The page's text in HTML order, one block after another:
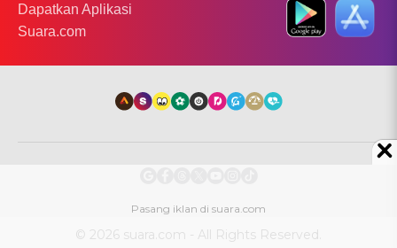
Dapatkan Aplikasi
Suara.com
© 2026 suara.com - All Rights Reserved.